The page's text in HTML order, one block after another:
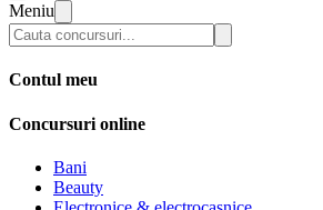
Meniu
Contul meu
Concursuri online
Bani
Beauty